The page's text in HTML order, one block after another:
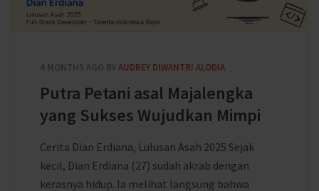
4 MONTHS AGO BY AUDREY DIWANTRI ALODIA
Putra Petani asal Majalengka
yang Sukses Wujudkan Mimpi
Cerita Dian Erdiana, Lulusan Asah 2025 Sejak
kecil, Dian Erdiana (27) sudah akrab dengan
kerasnya hidup. Ia melihat langsung bahwa